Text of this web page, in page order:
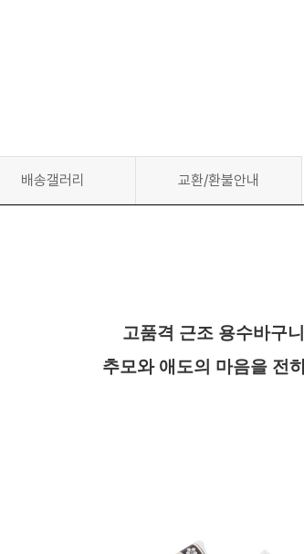
배송갤러리 교환/환불안내
고품격 근조 용수바구
추모와 애도의 마음을 전